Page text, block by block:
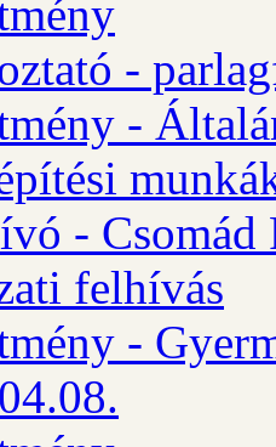
-
-
- Csomád
felhívás
-